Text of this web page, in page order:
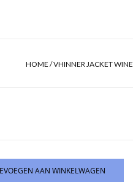
HOME /VHINNER JACKET WINE
AAN WINKELWAGEN